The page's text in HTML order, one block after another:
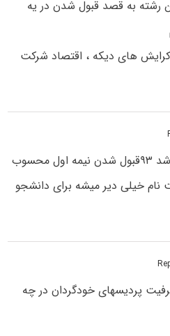
رشته به قصد قبول شدن در یه
کرایش های دیکه ، اقتصاد شرکت
کسایی که تو تکمیل ظرفیت ارشد ۹۳قبول شدن نیمه اول محسوب
زمان ثبت نام خیلی دیر میشه برای دانشجو
پردیسهای خودگردان در چه